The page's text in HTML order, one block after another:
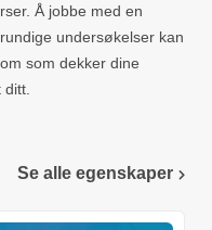
Å jobbe med en
undersøkelser kan
som dekker dine
Se alle egenskaper